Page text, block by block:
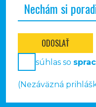
ODOSLAŤ
súhlas so
(Nezáväzná